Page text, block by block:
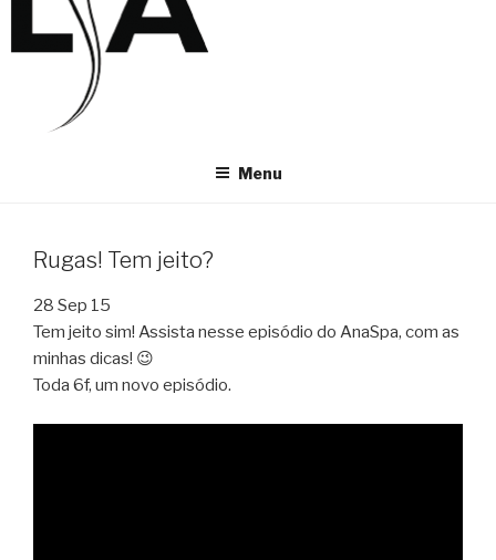
Menu
Rugas! Tem jeito?
28 Sep 15
Tem jeito sim! Assista nesse episódio do AnaSpa, com as
minhas dicas! 😉
Toda 6f, um novo episódio.